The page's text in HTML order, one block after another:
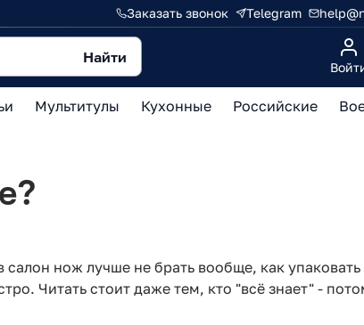
Заказать звонок Telegram
Найти
Мультитулы Кухонные Российские
нож лучше не брать вообще, как
Читать стоит даже тем, кто "всё знает" -